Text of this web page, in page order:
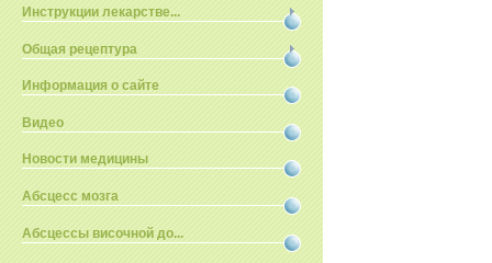
Инструкции лекарстве...
Общая рецептура
Информация о сайте
Видео
Новости медицины
Абсцесс мозга
Абсцессы височной до...